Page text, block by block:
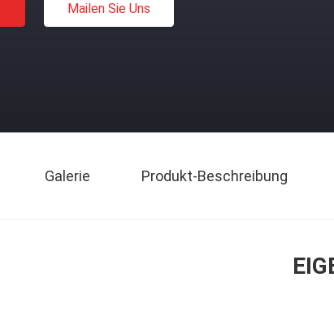
Mailen Sie Uns
Galerie Produkt-Beschreibung